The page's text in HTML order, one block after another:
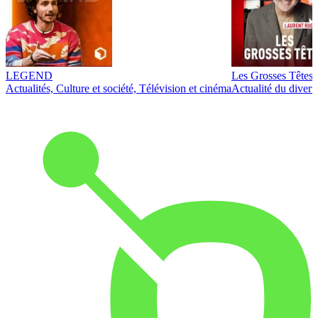
LEGEND
Actualités, Culture et société, Télévision et cinéma
Les Grosses Têtes
Actualité du